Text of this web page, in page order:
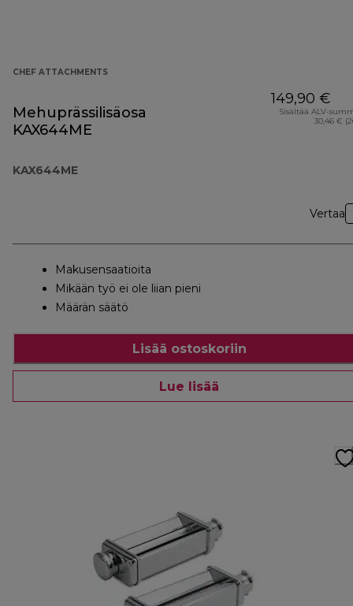
CHEF ATTACHMENTS
Mehuprässilisäosa
KAX644ME
KAX644ME
149,90 €
Sisältää ALV-
30,46 €
Vertaa
Makusensaatioita
Mikään työ ei ole liian pieni
Määrän säätö
Lisää ostoskoriin
Lue lisää